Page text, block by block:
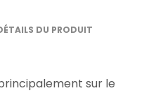
DU PRODUIT
sur le